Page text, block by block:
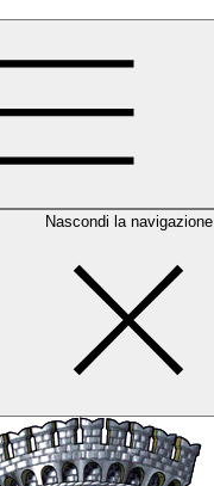
Nascondi la navigazione